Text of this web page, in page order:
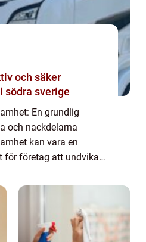
södra sverige
En grundlig
och nackdelarna
kan vara en
för företag att undvika
I denna